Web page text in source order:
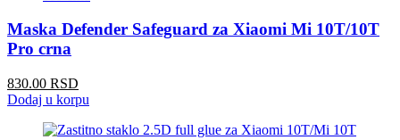
Maska Defender Safeguard za Xiaomi Mi 10T/10T
Pro crna
830.00 RSD
Dodaj u korpu